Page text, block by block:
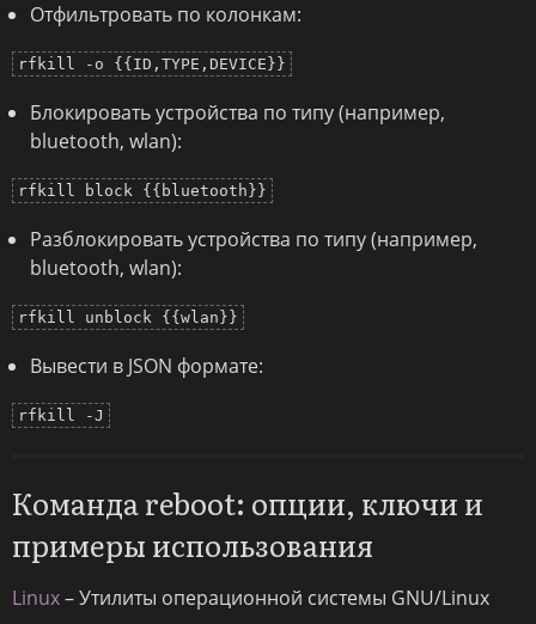
Отфильтровать по колонкам:
rfkill -o {{ID,TYPE,DEVICE}}
Блокировать устройства по типу (например,
bluetooth, wlan):
rfkill block {{bluetooth}}
Разблокировать устройства по типу (например,
bluetooth, wlan):
rfkill unblock {{wlan}}
Вывести в JSON формате:
rfkill -J
Команда reboot: опции, ключи и
примеры использования
Linux– Утилиты операционной системы GNU/Linux